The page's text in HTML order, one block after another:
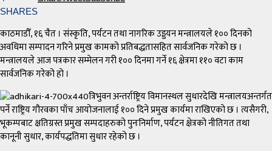
SHARES
काठमाडौँ, १६ चैत । संस्कृति, पर्यटन तथा नागरिक उड्डयन मन्त्रालयले १०० दिनको
अवधिमा सम्पादन गरिने प्रमुख कामको प्रतिबद्धतासहित सार्वजनिक गरेको छ ।
मन्त्रालयले आज पत्रकार सम्मेलन गरी १०० दिनमा गर्ने १६ क्षेत्रमा ११० वटा काम
सार्वजनिक गरेको हो ।
त्रिभुवन अन्तर्राष्ट्रिय विमानस्थल सुधारदेखि मन्त्रालयअन्तर्गत
पर्ने राष्ट्रिय गौरवका पाँच आयोजनालाई १०० दिने प्रमुख कार्यमा राखिएको छ । त्यसैगरी,
भूकम्पबाट क्षतिग्रस्त प्रमुख सम्पदाहरुको पुनःनिर्माण, पर्यटन क्षेत्रको नीतिगत तथा
कानूनी सुधार, कार्यपद्धतिमा सुधार रहेको छ ।